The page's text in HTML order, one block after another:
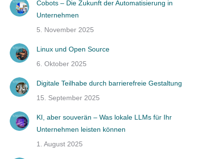
Cobots – Die Zukunft der Automatisierung in
Unternehmen
5. November 2025
Linux und Open Source
6. Oktober 2025
Digitale Teilhabe durch barrierefreie Gestaltung
15. September 2025
KI, aber souverän – Was lokale LLMs für Ihr
Unternehmen leisten können
1. August 2025